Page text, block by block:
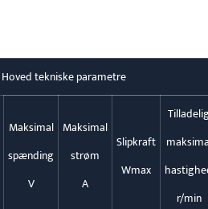
Hoved tekniske parametre
Maksimal
spænding
V
Maksimal
strøm
A
Slipkraft
Wmax
r/min